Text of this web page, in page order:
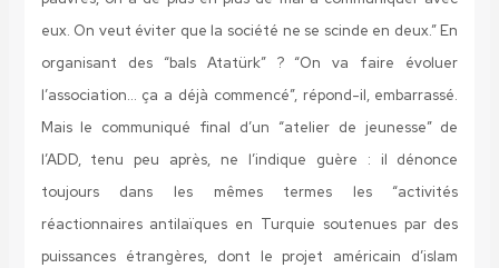
eux. On veut éviter que la société ne se scinde en deux.” En
organisant des “bals Atatürk” ? “On va faire évoluer
l’association… ça a déjà commencé”, répond-il, embarrassé.
Mais le communiqué final d’un “atelier de jeunesse” de
l’ADD, tenu peu après, ne l’indique guère : il dénonce
toujours dans les mêmes termes les “activités
réactionnaires antilaïques en Turquie soutenues par des
puissances étrangères, dont le projet américain d’islam